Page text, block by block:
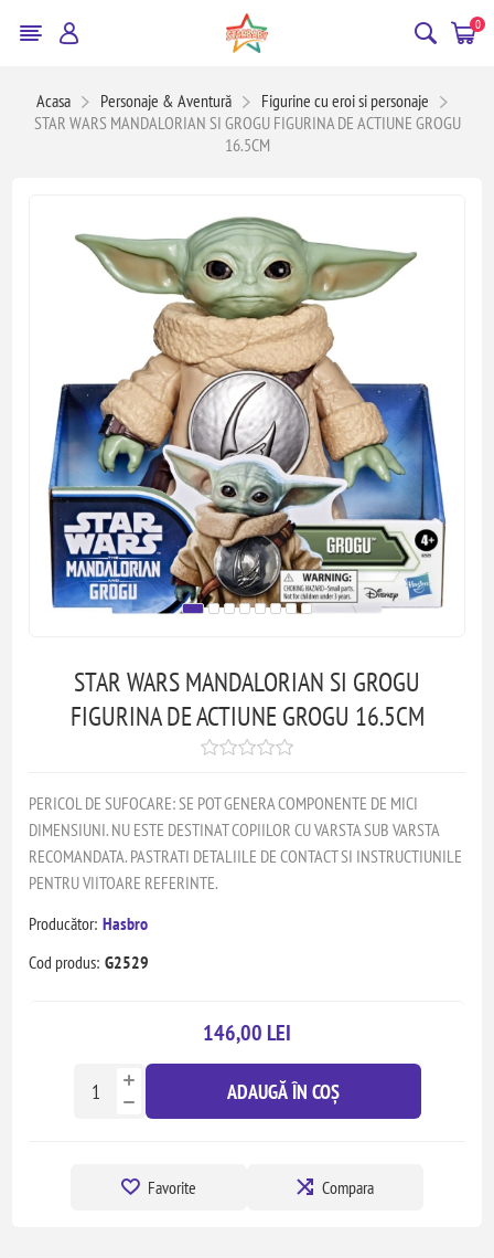
0
Acasa Personaje & Aventură
Figurine cu eroi si personaje
STAR WARS MANDALORIAN SI GROGU FIGURINA DE ACTIUNE GROGU
16.5CM
STAR WARS MANDALORIAN SI GROGU
FIGURINA DE ACTIUNE GROGU 16.5CM
PERICOL DE SUFOCARE: SE POT GENERA COMPONENTE DE MICI
DIMENSIUNI. NU ESTE DESTINAT COPIILOR CU VARSTA SUB VARSTA
RECOMANDATA. PASTRATI DETALIILE DE CONTACT SI INSTRUCTIUNILE
PENTRU VIITOARE REFERINTE.
Producător: Hasbro
Cod produs: G2529
146,00 LEI
ADAUGĂ ÎN COȘ
Favorite Compara